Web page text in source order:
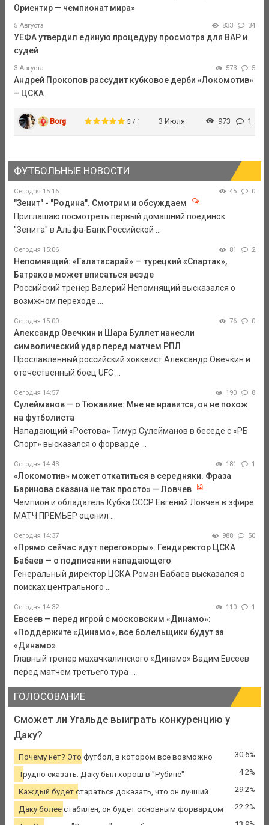
Ориентир — чемпионат мира»
5 Августа 833 34
УЕФА утвердил единую процедуру просмотра для ВАР и
судей
3 Августа 573 5
Андрей Прокопов рассудит кубковое дерби «Локомотив»
– ЦСКА
Borg 5 / 1 3 Июля 973 1
ФУТБОЛЬНЫЕ НОВОСТИ
Сегодня 15:16 45 0
"Зенит" - "Родина". Смотрим и обсуждаем
Приглашаю посмотреть первый домашний поединок
"Зенита" в Альфа-Банк Российской ...
Сегодня 15:06 81 2
Непомнящий: «Галатасарай» — турецкий «Спартак»,
Батраков может вписаться везде
Российский тренер Валерий Непомнящий высказался о
возмжном переходе ...
Сегодня 15:00 76 0
Александр Овечкин и Шара Буллет нанесли
символический удар перед матчем РПЛ
Прославленный российский хоккеист Александр Овечкин и
отечественный боец UFC ...
Сегодня 14:57 190 8
Сулейманов — о Тюкавине: Мне не нравится, он не похож
на футболиста
Нападающий «Ростова» Тимур Сулейманов в беседе с «РБ
Спорт» высказался о форварде ...
Сегодня 14:43 181 1
«Локомотив» может откатиться в середняки. Фраза
Баринова сказана не так просто» — Ловчев
Чемпион и обладатель Кубка СССР Евгений Ловчев в эфире
МАТЧ ПРЕМЬЕР оценил ...
Сегодня 14:37 988 50
«Прямо сейчас идут переговоры». Гендиректор ЦСКА
Бабаев — о подписании нападающего
Генеральный директор ЦСКА Роман Бабаев высказался о
поисках центрального ...
Сегодня 14:32 110 1
Евсеев — перед игрой с московским «Динамо»:
«Поддержите «Динамо», все болельщики будут за
«Динамо»
Главный тренер махачкалинского «Динамо» Вадим Евсеев
перед матчем третьего тура ...
ГОЛОСОВАНИЕ
Сможет ли Угальде выиграть конкуренцию у
Даку?
Почему нет? Это футбол, в котором все возможно 30.6%
Трудно сказать. Даку был хорош в "Рубине" 4.2%
Каждый будет стараться доказать, что он лучший 29.2%
Даку более стабилен, он будет основным форвардом 22.2%